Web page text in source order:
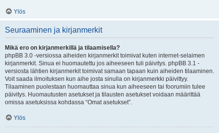
Ylös
Seuraaminen ja kirjanmerkit
Mikä ero on kirjanmerkillä ja tilaamisella?
phpBB 3.0 -versiossa aiheiden kirjanmerkit toimivat kuten internet-selaimen
kirjanmerkit. Sinua ei huomautettu jos aiheeseen tuli päivitys. phpBB 3.1 -
versiosta lähtien kirjanmerkit toimivat samaan tapaan kuin aiheiden tilaaminen.
Voit saada ilmoituksen kun aihe josta sinulla on kirjanmerkki päivittyy.
Tilaaminen puolestaan huomauttaa sinua kun aiheeseen tai foorumiin tulee
päivitys. Huomautusten asetukset ja tilausten asetukset voidaan määrittää
omissa asetuksissa kohdassa “Omat asetukset”.
Ylös